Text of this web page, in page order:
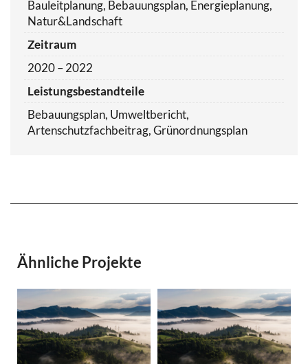
Bauleitplanung, Bebauungsplan, Energieplanung,
Natur&Landschaft
Zeitraum
2020 – 2022
Leistungsbestandteile
Bebauungsplan, Umweltbericht,
Artenschutzfachbeitrag, Grünordnungsplan
Ähnliche Projekte